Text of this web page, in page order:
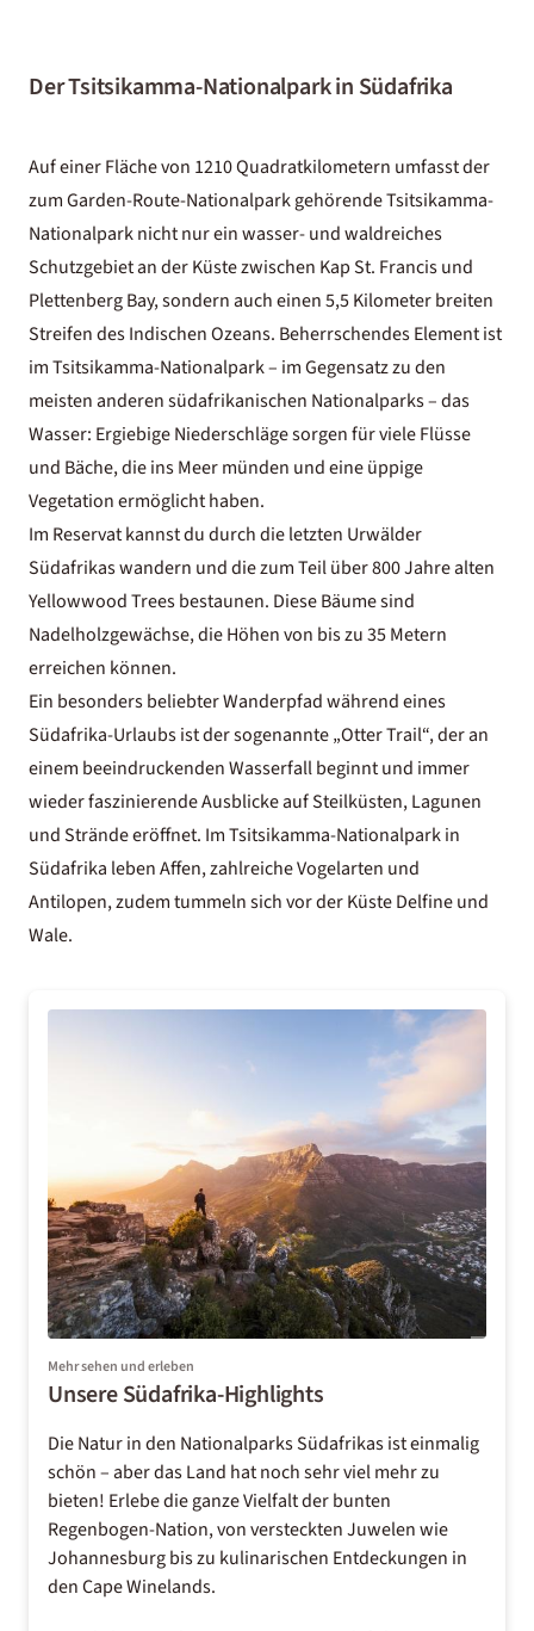
Der Tsitsikamma-Nationalpark in Südafrika
Auf einer Fläche von 1210 Quadratkilometern umfasst der
zum Garden-Route-Nationalpark gehörende Tsitsikamma-
Nationalpark nicht nur ein wasser- und waldreiches
Schutzgebiet an der Küste zwischen Kap St. Francis und
Plettenberg Bay, sondern auch einen 5,5 Kilometer breiten
Streifen des Indischen Ozeans. Beherrschendes Element ist
im Tsitsikamma-Nationalpark – im Gegensatz zu den
meisten anderen südafrikanischen Nationalparks – das
Wasser: Ergiebige Niederschläge sorgen für viele Flüsse
und Bäche, die ins Meer münden und eine üppige
Vegetation ermöglicht haben.
Im Reservat kannst du durch die letzten Urwälder
Südafrikas wandern und die zum Teil über 800 Jahre alten
Yellowwood Trees bestaunen. Diese Bäume sind
Nadelholzgewächse, die Höhen von bis zu 35 Metern
erreichen können.
Ein besonders beliebter Wanderpfad während eines
Südafrika-Urlaubsist der sogenannte „Otter Trail“, der an
einem beeindruckenden Wasserfall beginnt und immer
wieder faszinierende Ausblicke auf Steilküsten, Lagunen
und Strände eröffnet. Im Tsitsikamma-Nationalpark in
Südafrika leben Affen, zahlreiche Vogelarten und
Antilopen, zudem tummeln sich vor der Küste Delfine und
Wale.
Mehr sehen und erleben
Unsere Südafrika-Highlights
Die Natur in den Nationalparks Südafrikas ist einmalig
schön – aber das Land hat noch sehr viel mehr zu
bieten! Erlebe die ganze Vielfalt der bunten
Regenbogen-Nation, von versteckten Juwelen wie
Johannesburg bis zu kulinarischen Entdeckungen in
den Cape Winelands.